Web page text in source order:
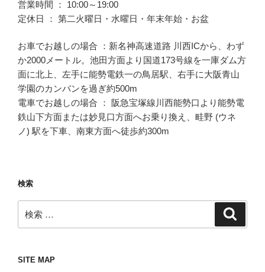
営業時間 ： 10:00～19:00
定休日 ： 第二火曜日・水曜日・年末年始・お盆
お車でお越しの場合 ：新名神高速道路 川西ICから、わず
か2000メートル。池田方面より国道173号線を一庫ダム方
面に北上、左手に能勢電鉄一の鳥居駅、右手に大阪青山
学園のカンバンを過ぎ約500m
電車でお越しの場合 ： 阪急宝塚線川西能勢口より能勢電
鉄山下方面または妙見口方面へお乗り換え、畦野 (ウネ
ノ) 駅を下車、南東方面へ徒歩約300m
検索
索:
SITE MAP